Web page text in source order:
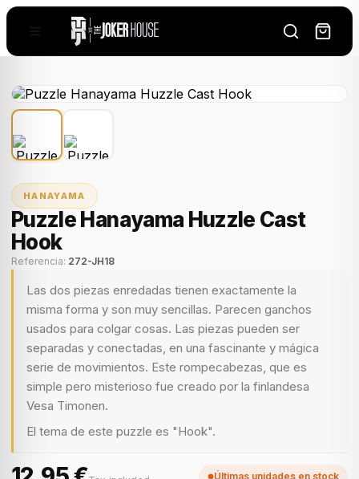
HANAYAMA
Puzzle Hanayama Huzzle Cast
Hook
Referencia: 272-JH18
Las dos piezas enredadas tienen exactamente la
misma forma y son muy sencillas. Parecen ganchos
usados para colgar cosas. Las piezas pueden ser
separadas y conectadas, en una fascinante y mágica
serie de movimientos. Este rompecabezas, que es
simple pero misterioso fue creado por la finlandesa
Vesa Timonen.
El tema de este puzzle es "Hook".
Últimas unidades en stock